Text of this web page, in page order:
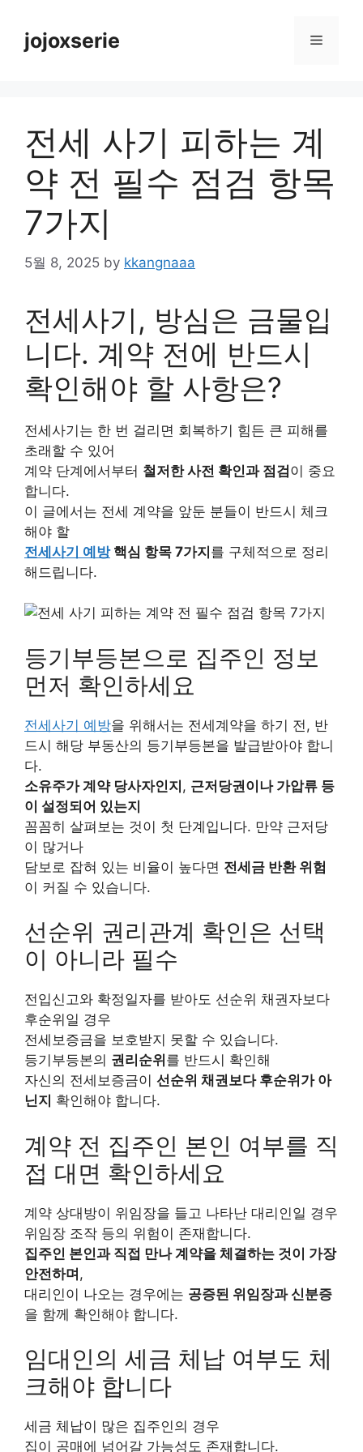
contentjojoxserie Menu
전세 사기 피하는 계
약 전 필수 점검 항목
7가지
5월 8, 2025 by kkangnaaa
전세사기, 방심은 금물입
니다. 계약 전에 반드시
확인해야 할 사항은?
전세사기는 한 번 걸리면 회복하기 힘든 큰 피해를
초래할 수 있어
계약 단계에서부터 철저한 사전 확인과 점검이 중요
합니다.
이 글에서는 전세 계약을 앞둔 분들이 반드시 체크
해야 할
전세사기 예방핵심 항목 7가지를 구체적으로 정리
해드립니다.
등기부등본으로 집주인 정보
먼저 확인하세요
전세사기 예방을 위해서는 전세계약을 하기 전, 반
드시 해당 부동산의 등기부등본을 발급받아야 합니
다.
소유주가 계약 당사자인지, 근저당권이나 가압류 등
이 설정되어 있는지
꼼꼼히 살펴보는 것이 첫 단계입니다. 만약 근저당
이 많거나
담보로 잡혀 있는 비율이 높다면 전세금 반환 위험
이 커질 수 있습니다.
선순위 권리관계 확인은 선택
이 아니라 필수
전입신고와 확정일자를 받아도 선순위 채권자보다
후순위일 경우
전세보증금을 보호받지 못할 수 있습니다.
등기부등본의 권리순위 를 반드시 확인해
자신의 전세보증금이 선순위 채권보다 후순위가 아
닌지 확인해야 합니다.
계약 전 집주인 본인 여부를 직
접 대면 확인하세요
계약 상대방이 위임장을 들고 나타난 대리인일 경우
위임장 조작 등의 위험이 존재합니다.
집주인 본인과 직접 만나 계약을 체결하는 것이 가장
안전하며,
대리인이 나오는 경우에는 공증된 위임장과 신분증
을 함께 확인해야 합니다.
임대인의 세금 체납 여부도 체
크해야 합니다
세금 체납이 많은 집주인의 경우
집이 공매에 넘어갈 가능성도 존재합니다.